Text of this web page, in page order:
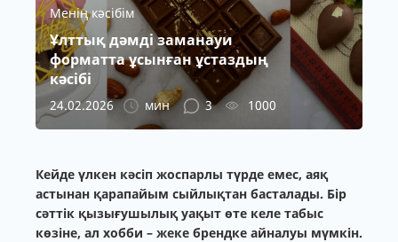
Менің кәсібім
Ұлттық дәмді заманауи
форматта ұсынған ұстаздың
кәсібі
24.02.2026 мин 3 1000
Кейде үлкен кәсіп жоспарлы түрде емес, аяқ
астынан қарапайым сыйлықтан басталады. Бір
сәттік қызығушылық уақыт өте келе табыс
көзіне, ал хобби – жеке брендке айналуы мүмкін.